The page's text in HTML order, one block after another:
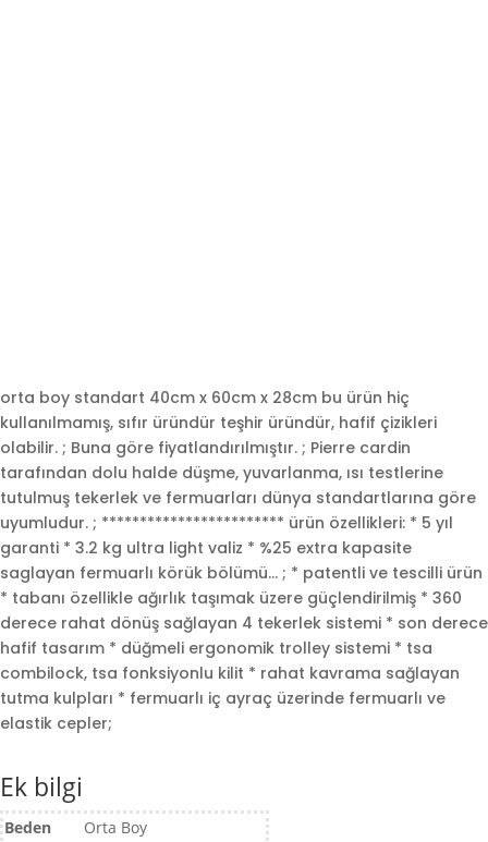
orta boy standart 40cm x 60cm x 28cm bu ürün hiç
kullanılmamış, sıfır üründür teşhir üründür, hafif çizikleri
olabilir. ; Buna göre fiyatlandırılmıştır. ; Pierre cardin
tarafından dolu halde düşme, yuvarlanma, ısı testlerine
tutulmuş tekerlek ve fermuarları dünya standartlarına göre
uyumludur. ; ************************ ürün özellikleri: * 5 yıl
garanti * 3.2 kg ultra light valiz * %25 extra kapasite
saglayan fermuarlı körük bölümü… ; * patentli ve tescilli ürün
* tabanı özellikle ağırlık taşımak üzere güçlendirilmiş * 360
derece rahat dönüş sağlayan 4 tekerlek sistemi * son derece
hafif tasarım * düğmeli ergonomik trolley sistemi * tsa
combilock, tsa fonksiyonlu kilit * rahat kavrama sağlayan
tutma kulpları * fermuarlı iç ayraç üzerinde fermuarlı ve
elastik cepler;
Ek bilgi
Beden
Orta Boy